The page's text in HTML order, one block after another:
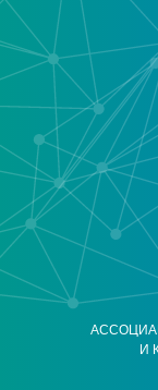
И